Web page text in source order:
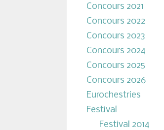
Concours 2021
Concours 2022
Concours 2023
Concours 2024
Concours 2025
Concours 2026
Eurochestries
Festival
Festival 2014